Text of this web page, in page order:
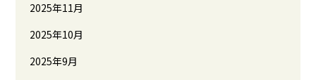
2025年11月
2025年10月
2025年9月